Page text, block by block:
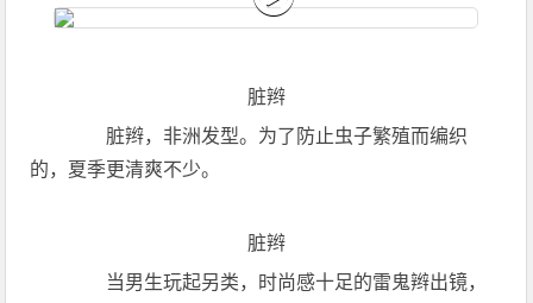
脏辫
脏辫，非洲发型。为了防止虫子繁殖而编织
的，夏季更清爽不少。
脏辫
当男生玩起另类，时尚感十足的雷鬼辫出镜，